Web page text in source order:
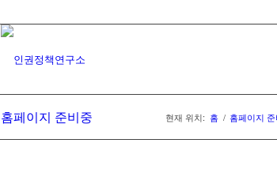
홈페이지 준비중 현재 위치: 홈 / 홈페이지